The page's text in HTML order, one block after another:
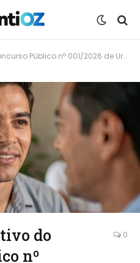
de Urupema é divulgado com orientações para candidatos
do
nº
0